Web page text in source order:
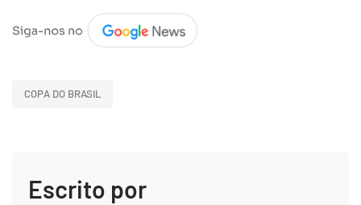
COPA DO BRASIL
Escrito por